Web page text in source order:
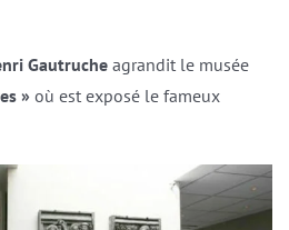
Gautrucheagrandit le musée
»où est exposé le fameux